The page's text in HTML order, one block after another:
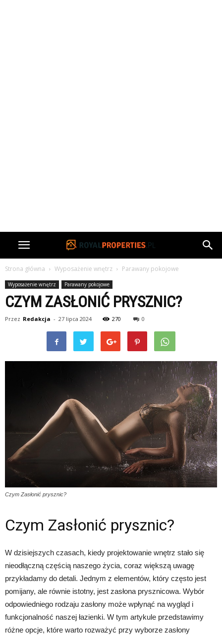
Strona główna Wyposażenie wnętrz Parawany pokojowe
Wyposażenie wnętrz Parawany pokojowe
CZYM ZASŁONIĆ PRYSZNIC?
Przez Redakcja - 27 lipca 2024 270 0
Czym Zasłonić prysznic?
Czym Zasłonić prysznic?
W dzisiejszych czasach, kiedy projektowanie wnętrz stało się
nieodłączną częścią naszego życia, coraz większą uwagę
przykładamy do detali. Jednym z elementów, który często jest
pomijany, ale równie istotny, jest zasłona prysznicowa. Wybór
odpowiedniego rodzaju zasłony może wpłynąć na wygląd i
funkcjonalność naszej łazienki. W tym artykule przedstawimy
różne opcje, które warto rozważyć przy wyborze zasłony